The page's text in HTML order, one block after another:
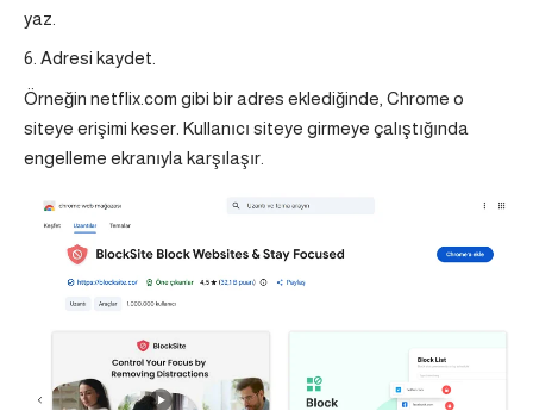
yaz.
Adresi kaydet.
Örneğin netflix.com gibi bir adres eklediğinde, Chrome o
siteye erişimi keser. Kullanıcı siteye girmeye çalıştığında
engelleme ekranıyla karşılaşır.